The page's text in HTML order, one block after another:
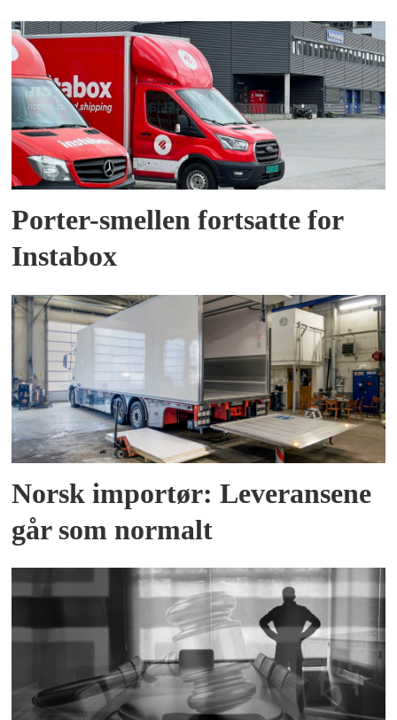
Porter-smellen fortsatte for
Instabox
Norsk importør: Leveransene
går som normalt